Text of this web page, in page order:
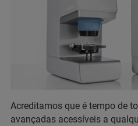
Acreditamos que é tempo de
avançadas acessíveis a